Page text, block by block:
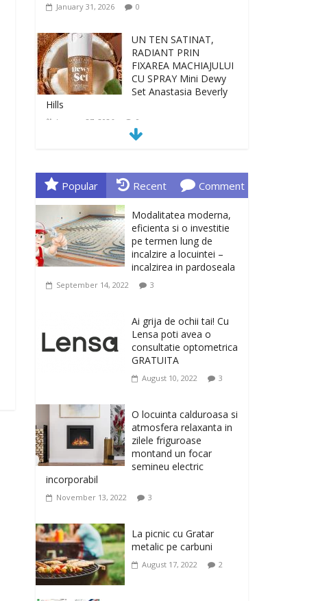
January 31, 2026 0
UN TEN SATINAT,
RADIANT PRIN
FIXAREA MACHIAJULUI
CU SPRAY Mini Dewy
Set Anastasia Beverly
Hills
January 27, 2026 0
DE CURATARE CeraVe
CU CERAMIDE SI
January 23, 2026 0
Sa gasesti cadoul
potrivit este de multe
ori o provocare. Idei
la Giftspot.ro, magazinul de cadouri
originale. O alegere buna, Oglinda de baie
cu mărire și iluminare LED
0
musculatura pentru un
corp sanatos si
armonios dezvoltat, cu
Flexor Fitness-dispozitiv
pentru tonifiere muschi
February 10, 2026
Ivatherm pentru o piele
neteda si elastica.
February 6, 2026
Popular Recent Comment
Modalitatea moderna,
eficienta si o investitie
pe termen lung de
incalzire a locuintei –
incalzirea in pardoseala
September 14, 2022 3
Ai grija de ochii tai! Cu
Lensa poti avea o
consultatie optometrica
GRATUITA
August 10, 2022 3
O locuinta calduroasa si
atmosfera relaxanta in
zilele friguroase
montand un focar
semineu electric
incorporabil
November 13, 2022 3
La picnic cu Gratar
metalic pe carbuni
August 17, 2022 2